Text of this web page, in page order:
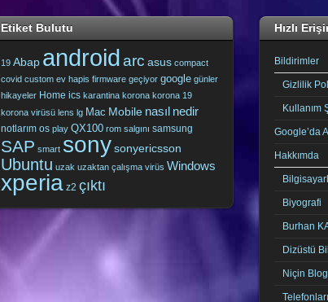
Etiket Bulutu
19 Abap androidarc asus compact
covid custom ev hapis firmware geçiyor google günler
hikayeler Home ics karantina korona korona 19
korona virüsü lens lg Mac Mobile nasıl nedir
notlarım os play QX100 rom salgını samsung
SAP smart sonysonyericsson
Ubuntu uzak uzaktan çalışma virüs Windows
xperia z2 çıktı
Hızlı
Bildirimler
Gizlilik
Kullanım
Google’da
Hakkımda
Biyografi
Burhan
Dizüstü
Niçin